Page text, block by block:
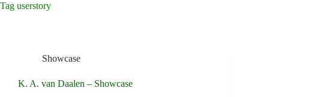
Tag userstory
Showcase
K. A. van Daalen – Showcase